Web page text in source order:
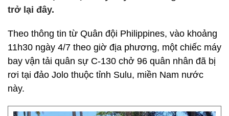
trở lại đây.
Theo thông tin từ Quân đội Philippines, vào khoảng
11h30 ngày 4/7 theo giờ địa phương, một chiếc máy
bay vận tải quân sự C-130 chở 96 quân nhân đã bị
rơi tại đảo Jolo thuộc tỉnh Sulu, miền Nam nước
này.